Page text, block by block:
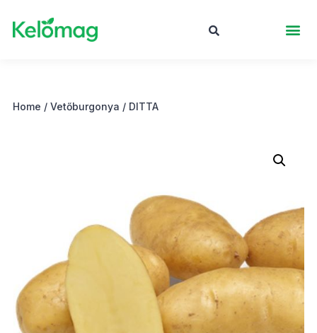
Home / Vetőburgonya / DITTA